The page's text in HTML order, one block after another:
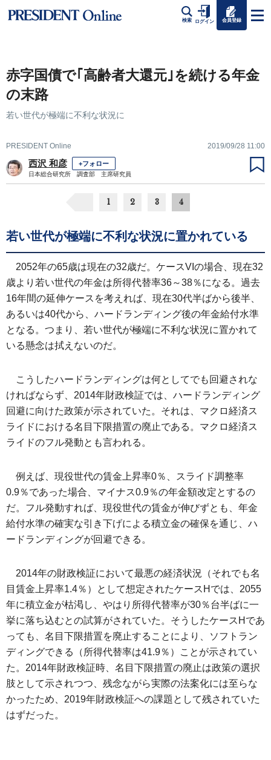
検索 ログイン 会員登録
赤字国債で｢高齢者大還元｣を続ける年金
の末路
若い世代が極端に不利な状況に
PRESIDENT Online 2019/09/28 11:00
西沢 和彦 +フォロー
日本総合研究所 調査部 主席研究員
1 2 3 4
若い世代が極端に不利な状況に置かれている
2052年の65歳は現在の32歳だ。ケースVIの場合、現在32
歳より若い世代の年金は所得代替率36～38％になる。過去
16年間の延伸ケースを考えれば、現在30代半ばから後半、
あるいは40代から、ハードランディング後の年金給付水準
となる。つまり、若い世代が極端に不利な状況に置かれて
いる懸念は拭えないのだ。
こうしたハードランディングは何としてでも回避されな
ければならず、2014年財政検証では、ハードランディング
回避に向けた政策が示されていた。それは、マクロ経済ス
ライドにおける名目下限措置の廃止である。マクロ経済ス
ライドのフル発動とも言われる。
例えば、現役世代の賃金上昇率0％、スライド調整率
0.9％であった場合、マイナス0.9％の年金額改定とするの
だ。フル発動すれば、現役世代の賃金が伸びずとも、年金
給付水準の確実な引き下げによる積立金の確保を通じ、ハ
ードランディングが回避できる。
2014年の財政検証において最悪の経済状況（それでも名
目賃金上昇率1.4％）として想定されたケースHでは、2055
年に積立金が枯渇し、やはり所得代替率が30％台半ばに一
挙に落ち込むとの試算がされていた。そうしたケースHであ
っても、名目下限措置を廃止することにより、ソフトラン
ディングできる（所得代替率は41.9％）ことが示されてい
た。2014年財政検証時、名目下限措置の廃止は政策の選択
肢として示されつつ、残念ながら実際の法案化には至らな
かったため、2019年財政検証への課題として残されていた
はずだった。